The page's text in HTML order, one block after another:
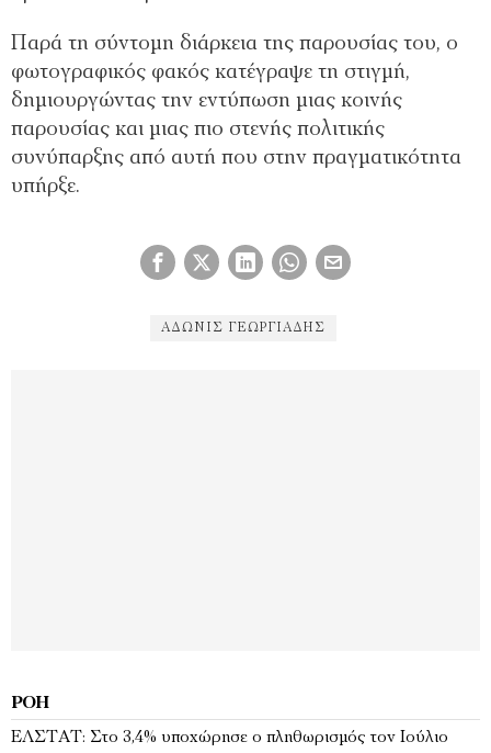
Παρά τη σύντομη διάρκεια της παρουσίας του, ο
φωτογραφικός φακός κατέγραψε τη στιγμή,
δημιουργώντας την εντύπωση μιας κοινής
παρουσίας και μιας πιο στενής πολιτικής
συνύπαρξης από αυτή που στην πραγματικότητα
υπήρξε.
ΆΔΩΝΙΣ ΓΕΩΡΓΙΆΔΗΣ
ΡΟΉ
EΛΣΤΑΤ: Στο 3,4% υποχώρησε ο πληθωρισμός τον Ιούλιο